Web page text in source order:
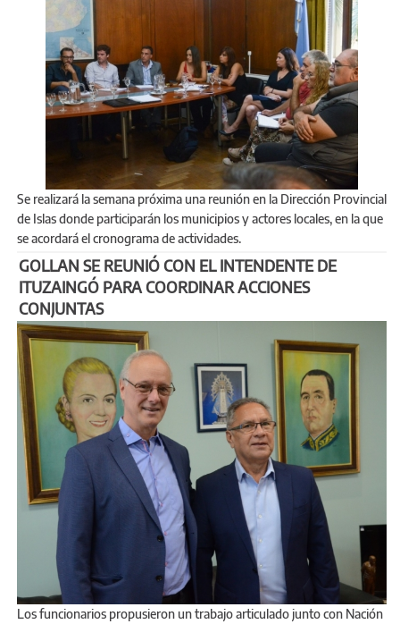
Se realizará la semana próxima una reunión en la Dirección Provincial
de Islas donde participarán los municipios y actores locales, en la que
se acordará el cronograma de actividades.
GOLLAN SE REUNIÓ CON EL INTENDENTE DE
ITUZAINGÓ PARA COORDINAR ACCIONES
CONJUNTAS
Los funcionarios propusieron un trabajo articulado junto con Nación